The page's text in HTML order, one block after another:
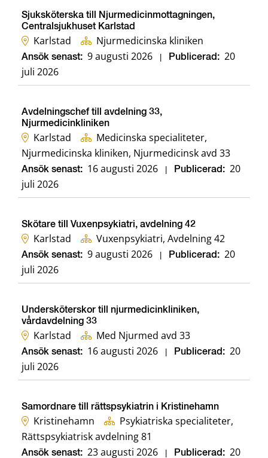
Sjuksköterska till Njurmedicinmottagningen,
Centralsjukhuset Karlstad
Karlstad Njurmedicinska kliniken
Ansök senast: 9 augusti 2026 Publicerad: 20
juli 2026
Avdelningschef till avdelning 33,
Njurmedicinkliniken
Karlstad
Medicinska specialiteter,
Njurmedicinska kliniken, Njurmedicinsk avd 33
Ansök senast: 16 augusti 2026 Publicerad: 20
juli 2026
Skötare till Vuxenpsykiatri, avdelning 42
Karlstad Vuxenpsykiatri, Avdelning 42
Ansök senast: 9 augusti 2026 Publicerad: 20
juli 2026
Undersköterskor till njurmedicinkliniken,
vårdavdelning 33
Karlstad Med Njurmed avd 33
Ansök senast: 16 augusti 2026 Publicerad: 20
juli 2026
Samordnare till rättspsykiatrin i Kristinehamn
Kristinehamn
Psykiatriska specialiteter,
Rättspsykiatrisk avdelning 81
Ansök senast: 23 augusti 2026 Publicerad: 20